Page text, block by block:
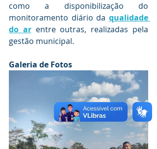
como a disponibilização do
monitoramento diário da qualidade
do ar entre outras, realizadas pela
gestão municipal.
Galeria de Fotos